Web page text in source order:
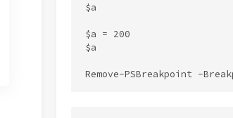
$a
$a = 200
$a